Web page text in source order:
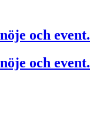
och event.
och event.